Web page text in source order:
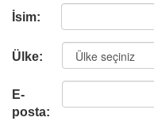
İsim:
Ülke:
E-
posta: